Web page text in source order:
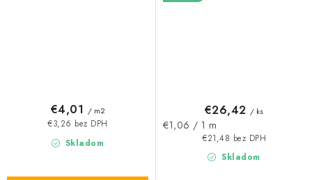
Skladom
€3,26 bez DPH
€4,01 / m2
Skladom
€21,48 bez DPH
€26,42 / ks
Jednotková
€1,06 / 1 m